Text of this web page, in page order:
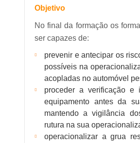
Objetivo
No final da formação os
ser capazes de:
prevenir e antecipar os
possíveis na
acopladas no automóvel
proceder a verificação e
equipamento antes da
mantendo a vigilância
rutura na sua
operacionalizar a grua